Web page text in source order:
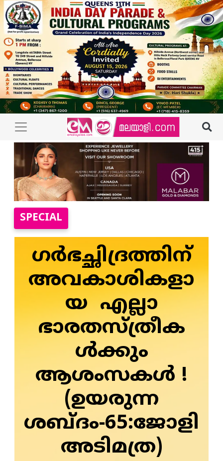
SPECIAL
ഗര്‍ഭച്ഛിദ്രത്തിന്
അവകാശികളാ
യ എല്ലാ
ഭാരതസ്ത്രീക
ള്‍ക്കും
ആശംസകള്‍ !
(ഉയരുന്ന
ശബ്ദം-65:ജോളി
അടിമത്ര)